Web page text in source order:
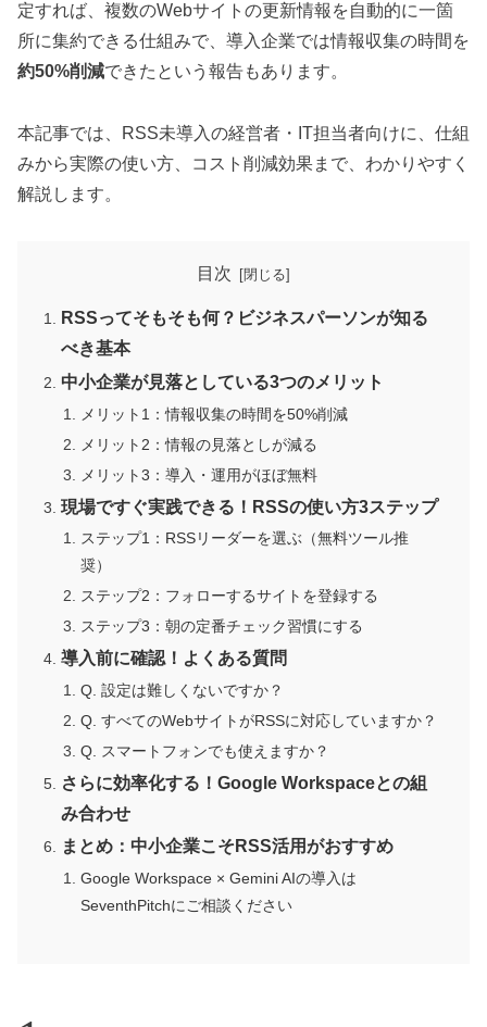
定すれば、複数のWebサイトの更新情報を自動的に一箇
所に集約できる仕組みで、導入企業では情報収集の時間を
約50%削減できたという報告もあります。
本記事では、RSS未導入の経営者・IT担当者向けに、仕組
みから実際の使い方、コスト削減効果まで、わかりやすく
解説します。
目次
RSSってそもそも何？ビジネスパーソンが知る
べき基本
中小企業が見落としている3つのメリット
メリット1：情報収集の時間を50%削減
メリット2：情報の見落としが減る
メリット3：導入・運用がほぼ無料
現場ですぐ実践できる！RSSの使い方3ステップ
ステップ1：RSSリーダーを選ぶ（無料ツール推
奨）
ステップ2：フォローするサイトを登録する
ステップ3：朝の定番チェック習慣にする
導入前に確認！よくある質問
Q. 設定は難しくないですか？
Q. すべてのWebサイトがRSSに対応していますか？
Q. スマートフォンでも使えますか？
さらに効率化する！Google Workspaceとの組
み合わせ
まとめ：中小企業こそRSS活用がおすすめ
Google Workspace × Gemini AIの導入は
SeventhPitchにご相談ください